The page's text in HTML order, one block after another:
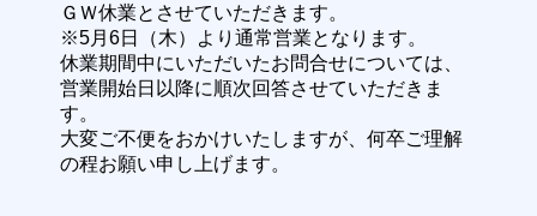
ＧＷ休業とさせていただきます。
※5月6日（木）より通常営業となります。
休業期間中にいただいたお問合せについては、
営業開始日以降に順次回答させていただきま
す。
大変ご不便をおかけいたしますが、何卒ご理解
の程お願い申し上げます。